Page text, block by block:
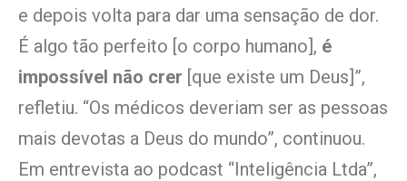
e depois volta para dar uma sensação de dor.
É algo tão perfeito [o corpo humano], é
impossível não crer [que existe um Deus]”,
refletiu. “Os médicos deveriam ser as pessoas
mais devotas a Deus do mundo”, continuou.
Em entrevista ao podcast “Inteligência Ltda”,